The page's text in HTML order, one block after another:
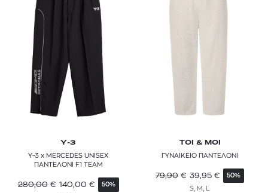
Y-3
Y-3 x MERCEDES UNISEX
ΠΑΝΤΕΛΟΝΙ F1 TEAM
280,00 € 140,00 € 50%
TOI & MOI
ΓΥΝΑΙΚΕΙΟ ΠΑΝΤΕΛΟΝΙ
79,90 € 39,95 € 50%
S, M, L